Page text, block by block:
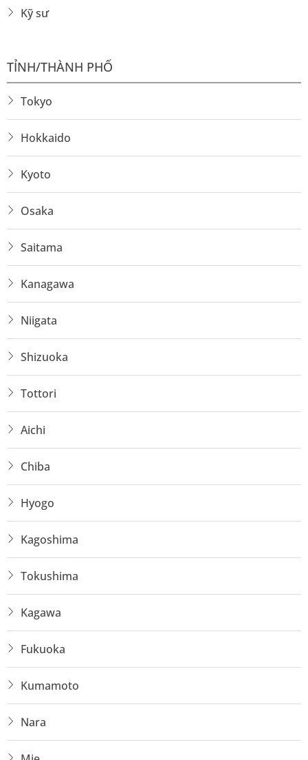
Kỹ sư
TỈNH/THÀNH PHỐ
Tokyo
Hokkaido
Kyoto
Osaka
Saitama
Kanagawa
Niigata
Shizuoka
Tottori
Aichi
Chiba
Hyogo
Kagoshima
Tokushima
Kagawa
Fukuoka
Kumamoto
Nara